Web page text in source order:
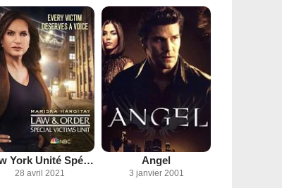
New York Unité Spéciale
28 avril 2021
Angel
3 janvier 2001